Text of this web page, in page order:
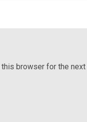
browser for the